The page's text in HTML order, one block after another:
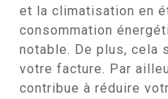
et la climatisation en
consommation
notable. De plus, cela
votre facture. Par
contribue à réduire